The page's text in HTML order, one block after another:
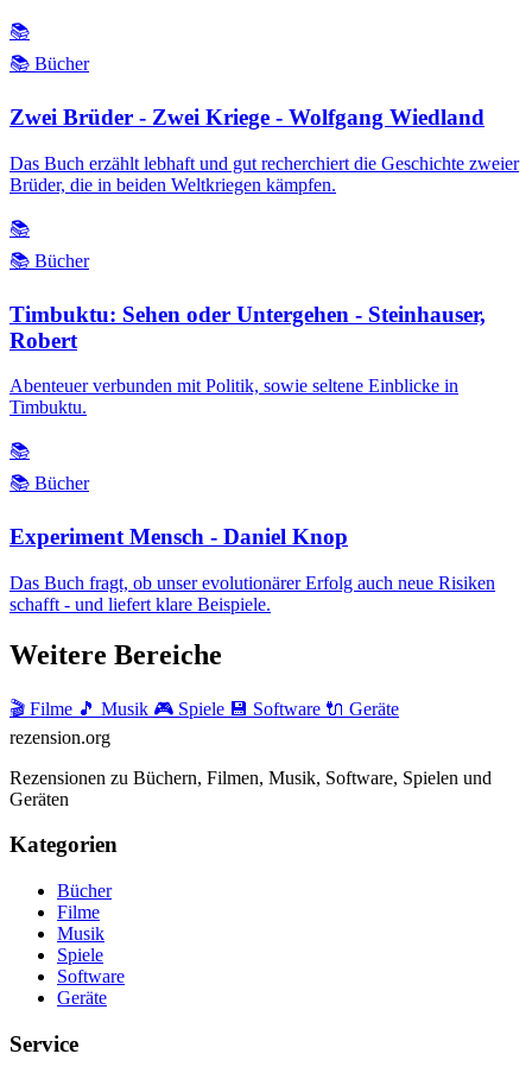
📚
📚 Bücher
Zwei Brüder - Zwei Kriege - Wolfgang Wiedland
Das Buch erzählt lebhaft und gut recherchiert die Geschichte zweier
Brüder, die in beiden Weltkriegen kämpfen.
📚
📚 Bücher
Timbuktu: Sehen oder Untergehen - Steinhauser,
Robert
Abenteuer verbunden mit Politik, sowie seltene Einblicke in
Timbuktu.
📚
📚 Bücher
Experiment Mensch - Daniel Knop
Das Buch fragt, ob unser evolutionärer Erfolg auch neue Risiken
schafft - und liefert klare Beispiele.
Weitere Bereiche
🎬 Filme 🎵 Musik 🎮 Spiele 💾 Software 🔌 Geräte
rezension.org
Rezensionen zu Büchern, Filmen, Musik, Software, Spielen und
Geräten
Kategorien
Bücher
Filme
Musik
Spiele
Software
Geräte
Service